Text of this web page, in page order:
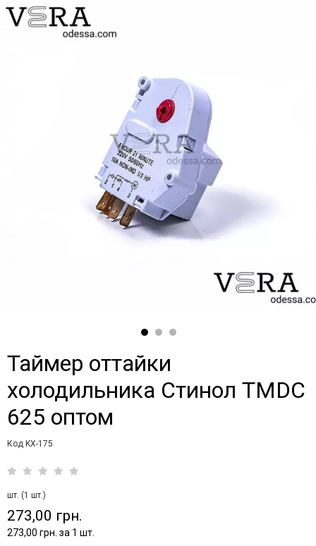
Таймер оттайки
холодильника Стинол TMDС
625 оптом
Код KX-175
шт. (1 шт.)
273,00 грн.
273,00 грн. за 1 шт.